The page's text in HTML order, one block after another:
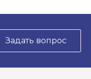
Задать вопрос